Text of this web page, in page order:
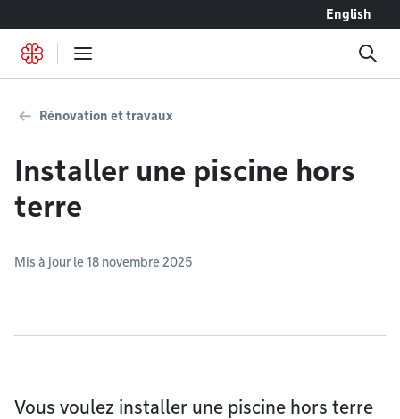
English
Rénovation et travaux
Installer une piscine hors
terre
Mis à jour le 18 novembre 2025
Vous voulez installer une piscine hors terre